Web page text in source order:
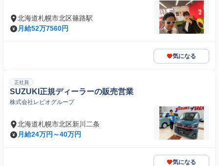
北海道札幌市北区篠路駅
月給52万7560円
気になる
正社員
SUZUKI正規ディーラーの販売営業
株式会社レピオグループ
北海道札幌市北区新川二条
月給24万円～40万円
気になる